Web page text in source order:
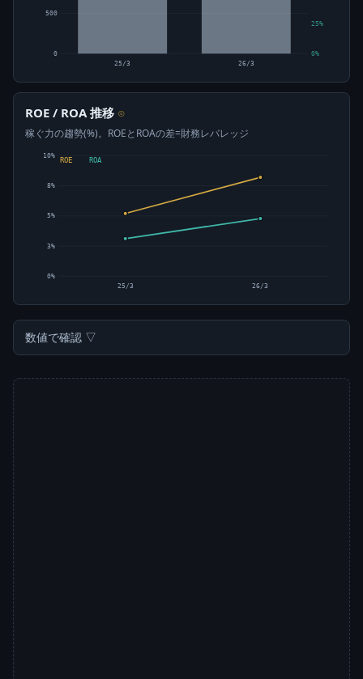
0
500
0%
25%
25/3 26/3
ROE / ROA 推移 ⊙
稼ぐ力の趨勢(%)。ROEとROAの差=財務レバレッジ
0%
3%
5%
8%
10%
ROE ROA
25/3 26/3
数値で確認 ▽